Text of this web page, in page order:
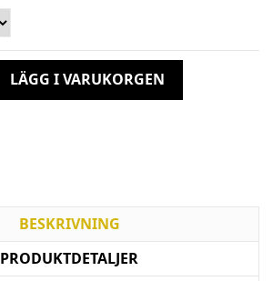
LÄGG I VARUKORGEN
BESKRIVNING
PRODUKTDETALJER